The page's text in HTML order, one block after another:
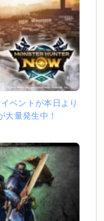
ベントが本日より
大量発生中！